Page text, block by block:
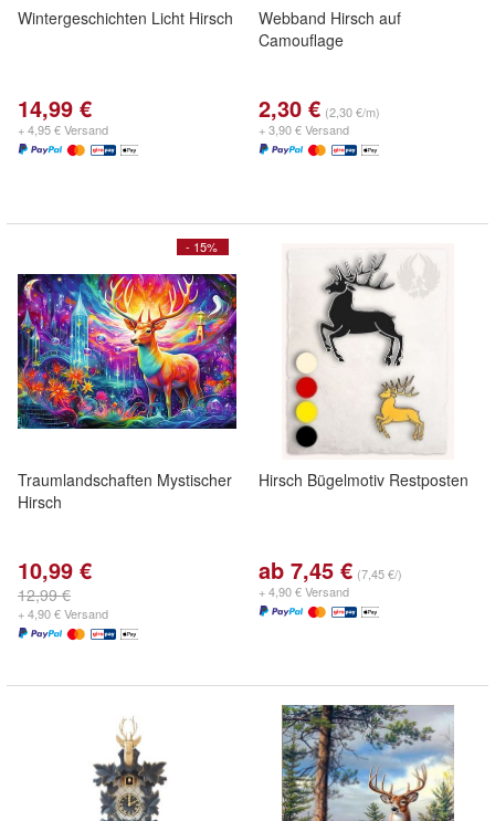
Wintergeschichten Licht Hirsch
14,99 €
+ 4,95 € Versand
Webband Hirsch auf
Camouflage
2,30 € (2,30 €/m)
+ 3,90 € Versand
- 15%
Traumlandschaften Mystischer
Hirsch
10,99 €
12,99 €
+ 4,90 € Versand
Hirsch Bügelmotiv Restposten
ab 7,45 € (7,45 €/)
+ 4,90 € Versand